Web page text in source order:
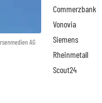
AG
Commerzbank
Vonovia
Siemens
Rheinmetall
Scout24